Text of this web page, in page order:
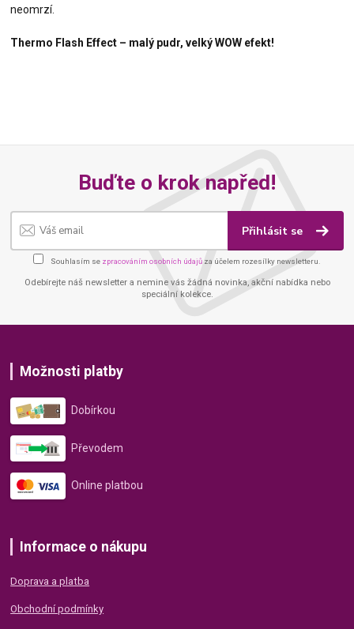
neomrzí.
Thermo Flash Effect – malý pudr, velký WOW efekt!
Buďte o krok napřed!
Přihlásit se
Souhlasím se zpracováním osobních údajů za účelem rozesílky newsletteru.
Odebírejte náš newsletter a nemine vás žádná novinka, akční nabídka nebo
speciální kolekce.
Možnosti platby
Dobírkou
Převodem
Online platbou
Informace o nákupu
Doprava a platba
Obchodní podmínky